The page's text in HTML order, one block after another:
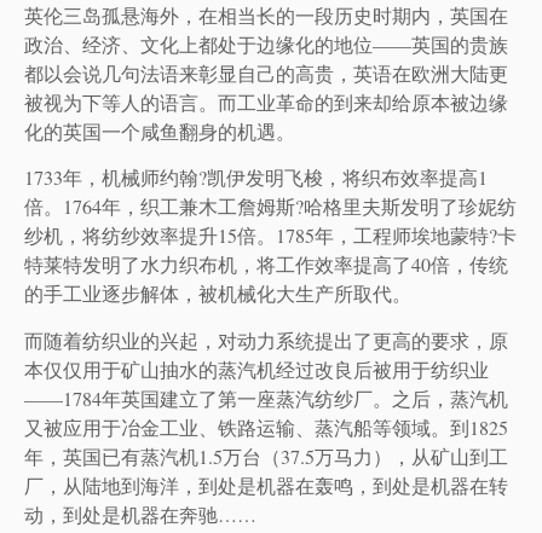
英伦三岛孤悬海外，在相当长的一段历史时期内，英国在
政治、经济、文化上都处于边缘化的地位——英国的贵族
都以会说几句法语来彰显自己的高贵，英语在欧洲大陆更
被视为下等人的语言。而工业革命的到来却给原本被边缘
化的英国一个咸鱼翻身的机遇。
1733年，机械师约翰?凯伊发明飞梭，将织布效率提高1
倍。1764年，织工兼木工詹姆斯?哈格里夫斯发明了珍妮纺
纱机，将纺纱效率提升15倍。1785年，工程师埃地蒙特?卡
特莱特发明了水力织布机，将工作效率提高了40倍，传统
的手工业逐步解体，被机械化大生产所取代。
而随着纺织业的兴起，对动力系统提出了更高的要求，原
本仅仅用于矿山抽水的蒸汽机经过改良后被用于纺织业
——1784年英国建立了第一座蒸汽纺纱厂。之后，蒸汽机
又被应用于冶金工业、铁路运输、蒸汽船等领域。到1825
年，英国已有蒸汽机1.5万台（37.5万马力），从矿山到工
厂，从陆地到海洋，到处是机器在轰鸣，到处是机器在转
动，到处是机器在奔驰……